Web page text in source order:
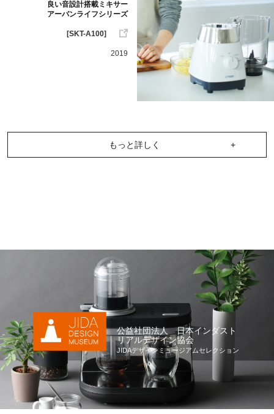
良い音設計搭載ミキサー
アーバンライフシリーズ
[SKT-A100]
2019
もっと詳しく +
公益社団法人 日本インダスト
リアルデザイン協会
JIDAデザインミュージアムセレクション